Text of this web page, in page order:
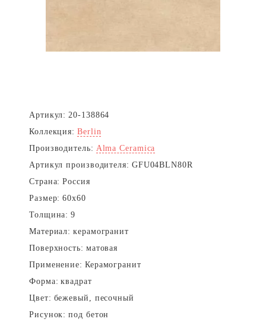
Артикул: 20-138864
Коллекция: Berlin
Производитель: Alma Ceramica
Артикул производителя: GFU04BLN80R
Страна: Россия
Размер: 60x60
Толщина: 9
Материал: керамогранит
Поверхность: матовая
Применение: Керамогранит
Форма: квадрат
Цвет: бежевый, песочный
Рисунок: под бетон